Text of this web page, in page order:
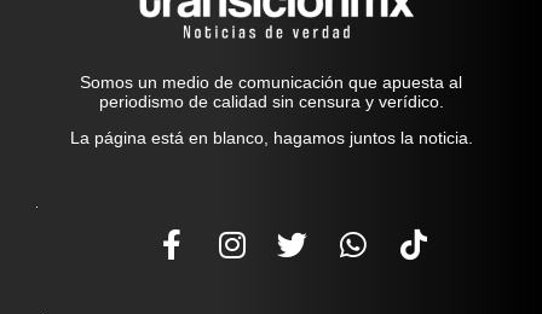
Somos un medio de comunicación que apuesta al
periodismo de calidad sin censura y verídico.
La página está en blanco, hagamos juntos la noticia.